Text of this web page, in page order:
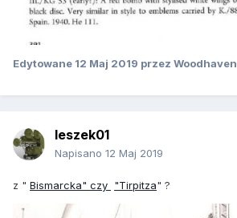
Edytowane 12 Maj 2019 przez Woodhaven
leszek01
Napisano 12 Maj 2019
z " Bismarcka" czy "Tirpitza" ?